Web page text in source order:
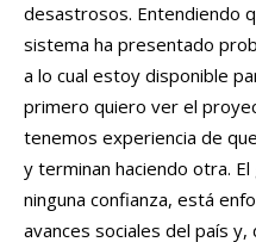
desastrosos. Entendiendo
sistema ha presentado
a lo cual estoy disponible
primero quiero ver el
tenemos experiencia de
y terminan haciendo otra.
ninguna confianza, está
avances sociales del país